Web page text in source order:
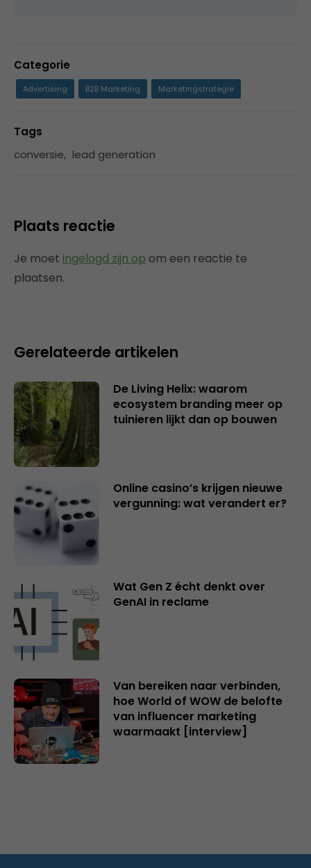
Categorie
Advertising B2B Marketing Marketingstrategie
Tags
conversie, lead generation
Plaats reactie
Je moet ingelogd zijn op om een reactie te
plaatsen.
Gerelateerde artikelen
De Living Helix: waarom
ecosystem branding meer op
tuinieren lijkt dan op bouwen
Online casino’s krijgen nieuwe
vergunning: wat verandert er?
Wat Gen Z écht denkt over
GenAI in reclame
Van bereiken naar verbinden,
hoe World of WOW de belofte
van influencer marketing
waarmaakt [interview]